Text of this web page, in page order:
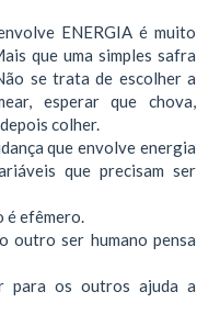
ENERGIA é muito
que uma simples safra
se trata de escolher a
esperar que chova,
colher.
que envolve energia
que precisam ser
é efêmero.
outro ser humano pensa
para os outros ajuda a